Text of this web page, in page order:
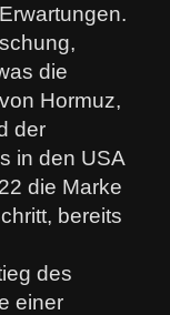
die
Hormuz,
der
in den USA
die Marke
bereits
des
einer